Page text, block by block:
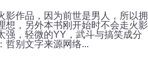
影作品，因为前世是男人，所以拥
想，另外本书刚开始时不会走火影
强，轻微的YY，武斗与搞笑成分
哲别文字来源网络...